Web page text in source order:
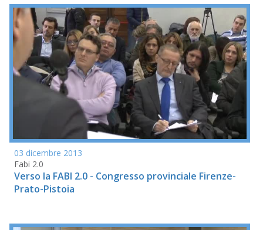
03 dicembre 2013
Fabi 2.0
Verso la FABI 2.0 - Congresso provinciale Firenze-
Prato-Pistoia